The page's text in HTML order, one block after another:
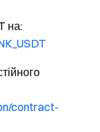
на:
contract-